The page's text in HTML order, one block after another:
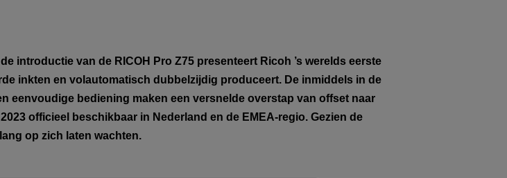
introductie van de RICOH Pro Z75 presenteert Ricoh ’s werelds eerste
inkten en volautomatisch dubbelzijdig produceert. De inmiddels in de
eenvoudige bediening maken een versnelde overstap van offset naar
officieel beschikbaar in Nederland en de EMEA-regio. Gezien de
op zich laten wachten.